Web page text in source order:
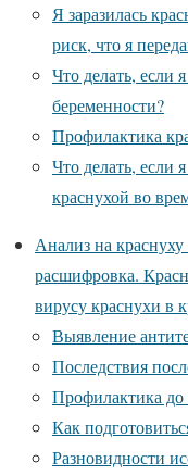
Я заразилась
риск, что я
Что делать, если
беременности?
Профилактика
Что делать, если
краснухой во
Анализ на
расшифровка.
вирусу краснухи в
Выявление
Последствия
Профилактика до
Как
Разновидности